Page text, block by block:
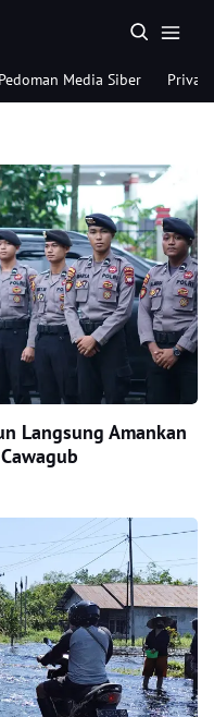
Pedoman Media Siber
Langsung Amankan